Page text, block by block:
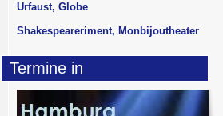
Urfaust, Globe
Shakespeareriment, Monbijoutheater
Termine in